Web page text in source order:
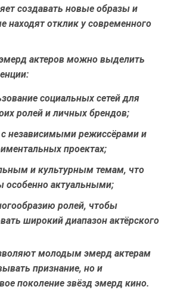
создавать новые образы и
отклик у современного
актеров можно выделить
социальных сетей для
ролей и личных брендов;
с независимыми режиссёрами и
проектах;
и культурным темам, что
особенно актуальными;
ролей, чтобы
широкий диапазон актёрского
молодым эмерд актерам
признание, но и
поколение звёзд эмерд кино.